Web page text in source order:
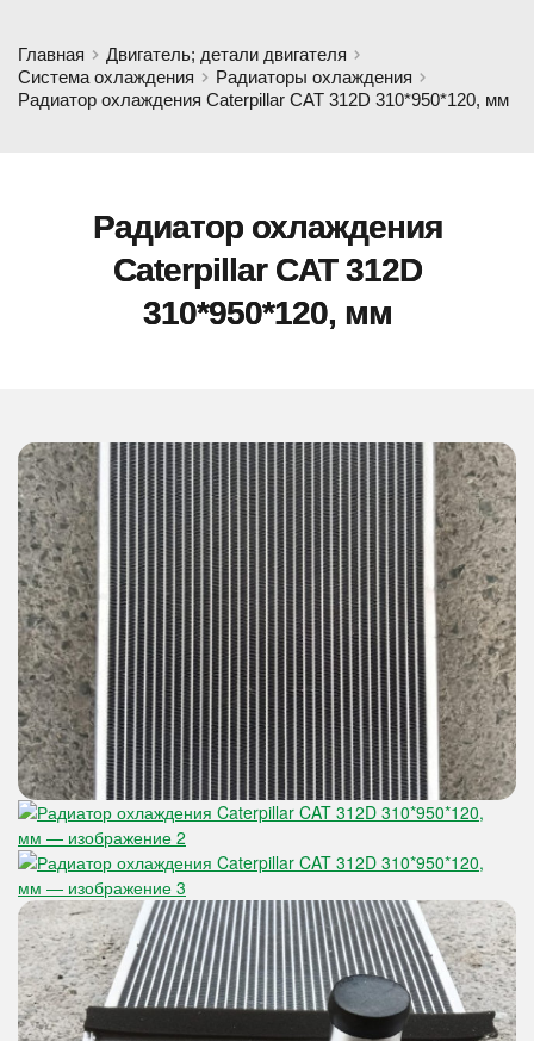
Главная
Двигатель; детали двигателя
Система охлаждения
Радиаторы охлаждения
Радиатор охлаждения Caterpillar CAT 312D 310*950*120, мм
Радиатор охлаждения
Caterpillar CAT 312D
310*950*120, мм